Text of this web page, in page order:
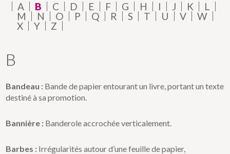
A B C D E F G H I J K
L
M
N O P Q R S T U V
W
X
Y Z
B
Bandeau : Bande de papier entourant un livre, portant un texte
destiné à sa promotion.
Bannière : Banderole accrochée verticalement.
Barbes : Irrégularités autour d’une feuille de papier,